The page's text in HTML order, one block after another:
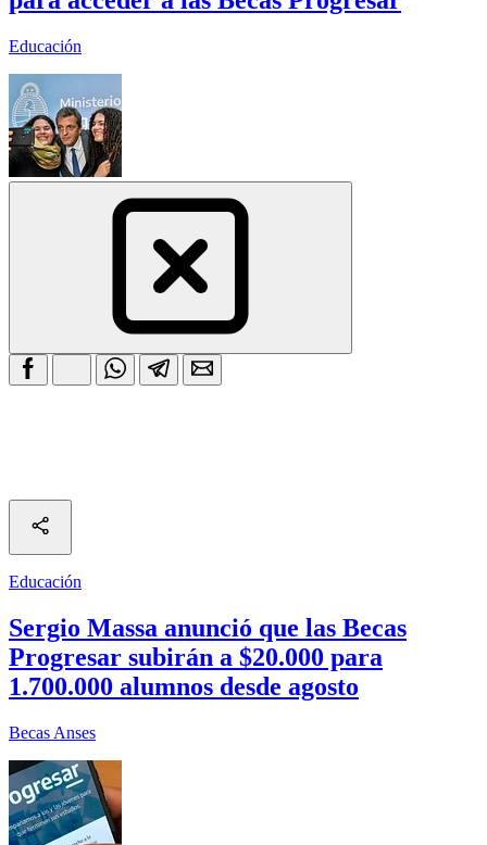
Educación
Educación
Sergio Massa anunció que las Becas
Progresar subirán a $20.000 para
1.700.000 alumnos desde agosto
Becas Anses